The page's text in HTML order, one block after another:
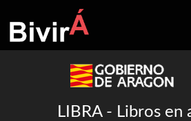
to
content
LIBRA - Libros en